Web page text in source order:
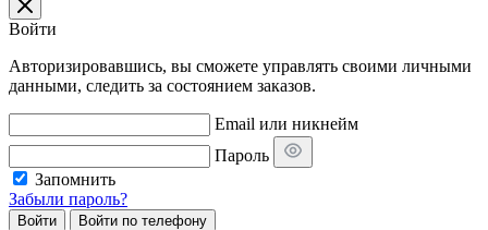
Войти
Авторизировавшись, вы сможете управлять своими личными
данными, следить за состоянием заказов.
Email или никнейм
Пароль
Запомнить
Забыли пароль?
Войти Войти по телефону